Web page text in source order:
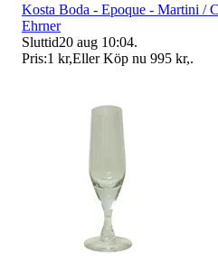
Kosta Boda - Epoque - Martini /
Ehrner
Sluttid20 aug 10:04.
Pris:1 kr,Eller Köp nu 995 kr,.